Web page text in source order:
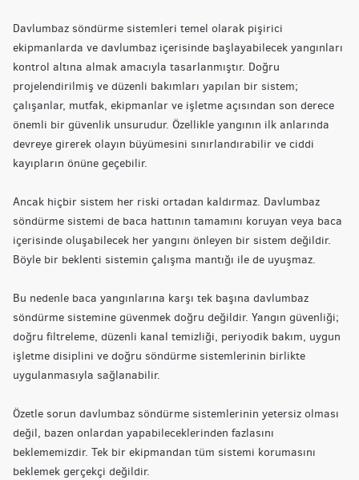
Davlumbaz söndürme sistemleri temel olarak pişirici
ekipmanlarda ve davlumbaz içerisinde başlayabilecek yangınları
kontrol altına almak amacıyla tasarlanmıştır. Doğru
projelendirilmiş ve düzenli bakımları yapılan bir sistem;
çalışanlar, mutfak, ekipmanlar ve işletme açısından son derece
önemli bir güvenlik unsurudur. Özellikle yangının ilk anlarında
devreye girerek olayın büyümesini sınırlandırabilir ve ciddi
kayıpların önüne geçebilir.
Ancak hiçbir sistem her riski ortadan kaldırmaz. Davlumbaz
söndürme sistemi de baca hattının tamamını koruyan veya baca
içerisinde oluşabilecek her yangını önleyen bir sistem değildir.
Böyle bir beklenti sistemin çalışma mantığı ile de uyuşmaz.
Bu nedenle baca yangınlarına karşı tek başına davlumbaz
söndürme sistemine güvenmek doğru değildir. Yangın güvenliği;
doğru filtreleme, düzenli kanal temizliği, periyodik bakım, uygun
işletme disiplini ve doğru söndürme sistemlerinin birlikte
uygulanmasıyla sağlanabilir.
Özetle sorun davlumbaz söndürme sistemlerinin yetersiz olması
değil, bazen onlardan yapabileceklerinden fazlasını
beklememizdir. Tek bir ekipmandan tüm sistemi korumasını
beklemek gerçekçi değildir.